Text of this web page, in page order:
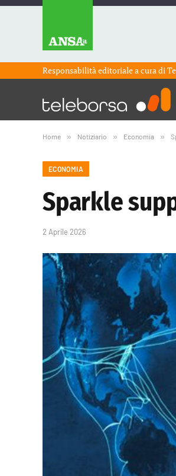
Responsabilità editoriale a cura di
Home » Notiziario » Economia »
ECONOMIA
Sparkle
2 Aprile 2026